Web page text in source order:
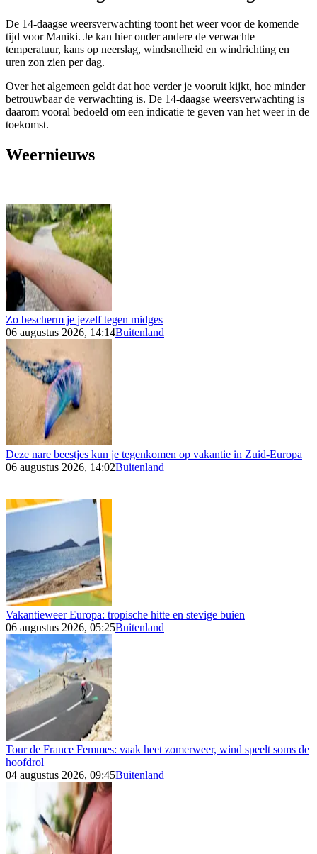
De 14-daagse weersverwachting toont het weer voor de komende
tijd voor Maniki. Je kan hier onder andere de verwachte
temperatuur, kans op neerslag, windsnelheid en windrichting en
uren zon zien per dag.
Over het algemeen geldt dat hoe verder je vooruit kijkt, hoe minder
betrouwbaar de verwachting is. De 14-daagse weersverwachting is
daarom vooral bedoeld om een indicatie te geven van het weer in de
toekomst.
Weernieuws
Zo bescherm je jezelf tegen midges
06 augustus 2026, 14:14Buitenland
Deze nare beestjes kun je tegenkomen op vakantie in Zuid-Europa
06 augustus 2026, 14:02Buitenland
Vakantieweer Europa: tropische hitte en stevige buien
06 augustus 2026, 05:25Buitenland
Tour de France Femmes: vaak heet zomerweer, wind speelt soms de
hoofdrol
04 augustus 2026, 09:45Buitenland